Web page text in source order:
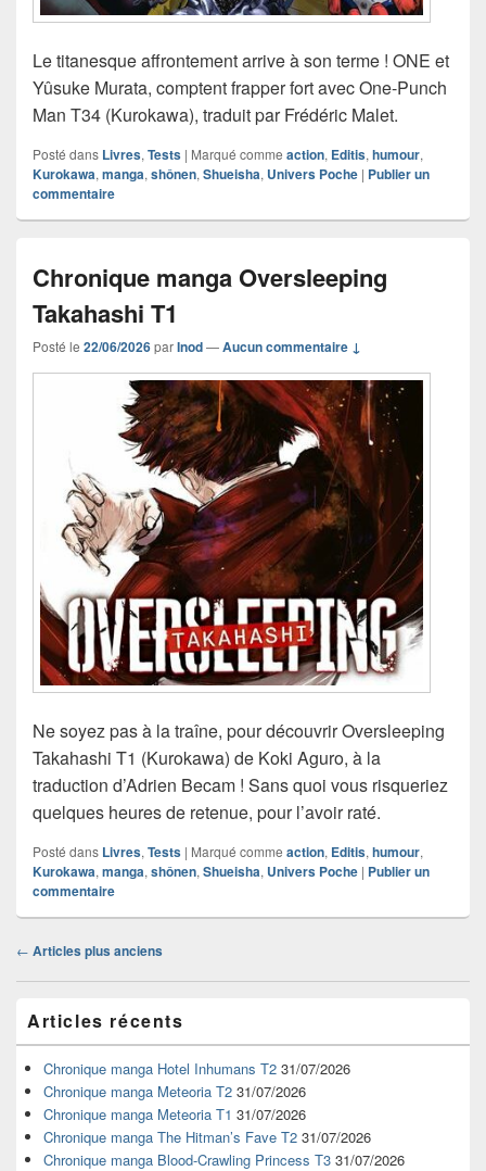
Le titanesque affrontement arrive à son terme ! ONE et
Yûsuke Murata, comptent frapper fort avec One-Punch
Man T34 (Kurokawa), traduit par Frédéric Malet.
Posté dans Livres, Tests | Marqué comme action, Editis, humour,
Kurokawa, manga, shônen, Shueisha, Univers Poche | Publier un
commentaire
Chronique manga Oversleeping
Takahashi T1
Posté le 22/06/2026parInod—Aucun commentaire ↓
Ne soyez pas à la traîne, pour découvrir Oversleeping
Takahashi T1 (Kurokawa) de Koki Aguro, à la
traduction d’Adrien Becam ! Sans quoi vous risqueriez
quelques heures de retenue, pour l’avoir raté.
Posté dans Livres, Tests | Marqué comme action, Editis, humour,
Kurokawa, manga, shônen, Shueisha, Univers Poche | Publier un
commentaire
Navigation
articles
← Articles plus anciens
principale
de
widget
pour
barre
latérale
Articles récents
Chronique manga Hotel Inhumans T2 31/07/2026
Chronique manga Meteoria T2 31/07/2026
Chronique manga Meteoria T1 31/07/2026
Chronique manga The Hitman’s Fave T2 31/07/2026
Chronique manga Blood-Crawling Princess T3 31/07/2026